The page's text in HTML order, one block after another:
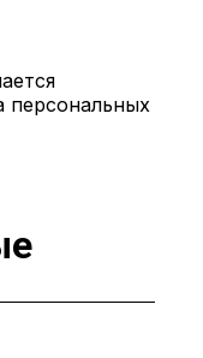
персональных